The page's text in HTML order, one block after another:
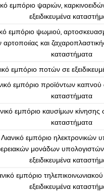
εμπόριο ψαριών,
εξειδικευμένα
εμπόριο ψωμιού,
αρτοποιίας και
καταστήματα
εμπόριο ποτών σε
εμπόριο προϊόντων καπνού
καταστήματα
εμπόριο καυσίμων κίνησης
καταστήματα
Λιανικό εμπόριο ηλεκτρονικών
μονάδων υπολογιστών
εξειδικευμένα
εμπόριο
εξειδικευμένα